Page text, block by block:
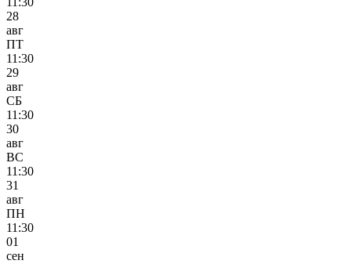
28
авг
ПТ
11:30
29
авг
СБ
11:30
30
авг
ВС
11:30
31
авг
ПН
11:30
01
сен